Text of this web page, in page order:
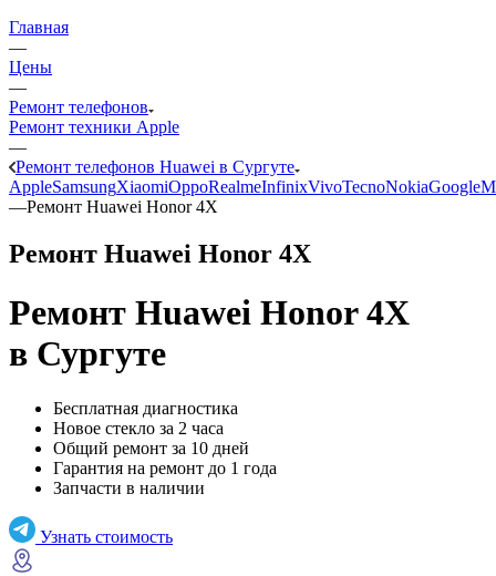
Главная
—
Цены
—
Ремонт телефонов
Ремонт техники Apple
—
Ремонт телефонов Huawei в Сургуте
AppleSamsungXiaomiOppoRealmeInfinixVivoTecnoNokiaGoogle
—Ремонт Huawei Honor 4X
Ремонт Huawei Honor 4X
Ремонт Huawei Honor 4X
в Сургуте
Бесплатная диагностика
Новое стекло за 2 часа
Общий ремонт за 10 дней
Гарантия на ремонт до 1 года
Запчасти в наличии
Узнать стоимость